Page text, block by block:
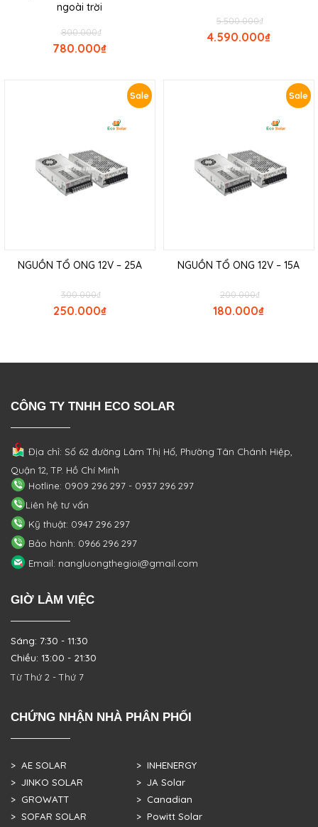
ngoài trời
₫
800.000
₫
780.000
₫
5.500.000
₫
4.590.000
Sale
NGUỒN TỔ ONG 12V – 25A
₫
300.000
₫
250.000
Sale
NGUỒN TỔ ONG 12V – 15A
₫
200.000
₫
180.000
CÔNG TY TNHH ECO SOLAR
Địa chỉ: Số 62 đường Lâm Thị Hố, PhườngTân Chánh Hiệp,
Quận 12, TP. Hồ Chí Minh
Hotline: 0909 296 297 - 0937 296 297
Liên hệ tư vấn
Kỹ thuật: 0947 296 297
Bảo hành: 0966 296 297
Email: nangluongthegioi@gmail.com
GIỜ LÀM VIỆC
Sáng: 7:30 - 11:30
Chiều: 13:00 - 21:30
Từ Thứ 2 - Thứ 7
CHỨNG NHẬN NHÀ PHÂN PHỐI
> AE SOLAR
> JINKO SOLAR
> GROWATT
> SOFAR SOLAR
> INHENERGY
> JA Solar
> Canadian
> Powitt Solar